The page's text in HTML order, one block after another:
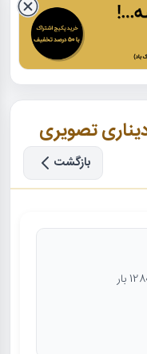
اصالت سکه 5000 دیناری تصویری
بازگشت